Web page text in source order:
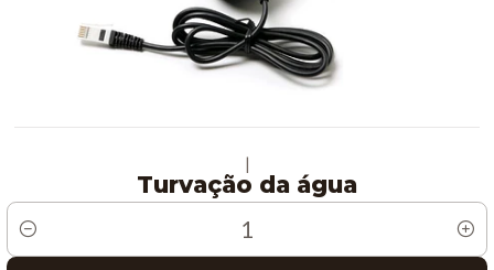
|
Turvação da água
Quantidade